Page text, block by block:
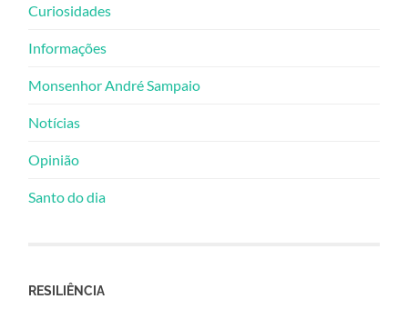
Curiosidades
Informações
Monsenhor André Sampaio
Notícias
Opinião
Santo do dia
RESILIÊNCIA